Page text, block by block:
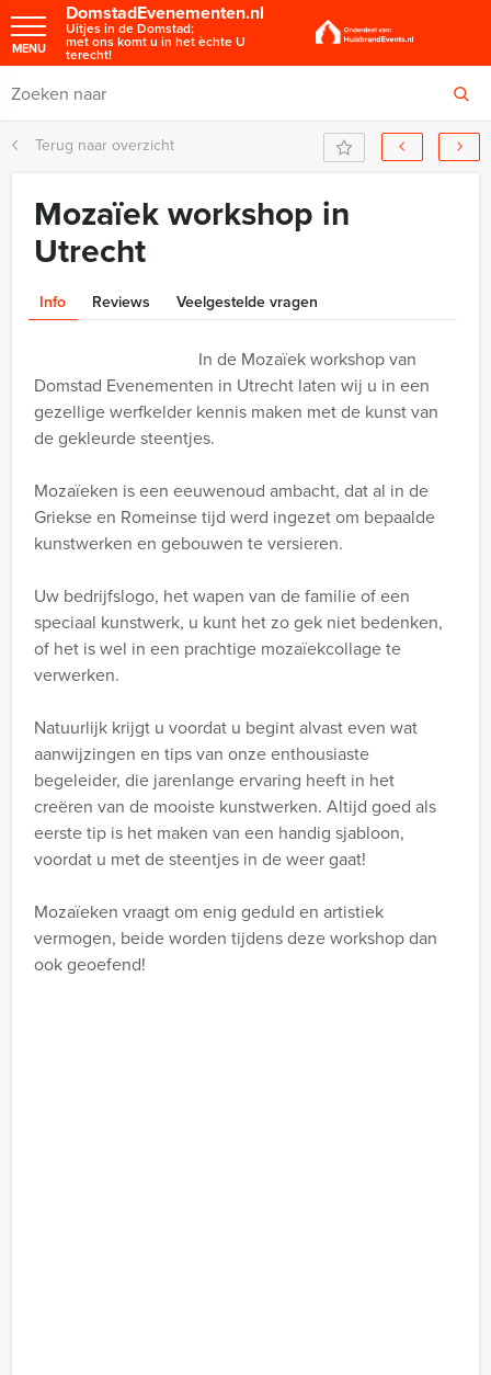
DomstadEvenementen.nl
Uitjes in de Domstad;
met ons komt u in het èchte U
terecht!
MENU
Terug naar overzicht
Mozaïek workshop in
Utrecht
Info Reviews Veelgestelde vragen
In de Mozaïek workshop van
Domstad Evenementen in Utrecht laten wij u in een
gezellige werfkelder kennis maken met de kunst van
de gekleurde steentjes.
Mozaïeken is een eeuwenoud ambacht, dat al in de
Griekse en Romeinse tijd werd ingezet om bepaalde
kunstwerken en gebouwen te versieren.
Uw bedrijfslogo, het wapen van de familie of een
speciaal kunstwerk, u kunt het zo gek niet bedenken,
of het is wel in een prachtige mozaïekcollage te
verwerken.
Natuurlijk krijgt u voordat u begint alvast even wat
aanwijzingen en tips van onze enthousiaste
begeleider, die jarenlange ervaring heeft in het
creëren van de mooiste kunstwerken. Altijd goed als
eerste tip is het maken van een handig sjabloon,
voordat u met de steentjes in de weer gaat!
Mozaïeken vraagt om enig geduld en artistiek
vermogen, beide worden tijdens deze workshop dan
ook geoefend!